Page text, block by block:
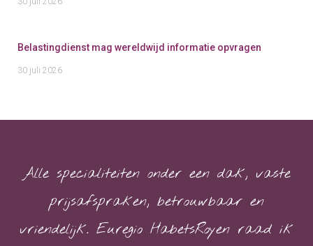
Belastingdienst mag wereldwijd informatie opvragen
30 juli 2026
Alle specialiteiten onder een dak, vaste
prijsafspraken, betrouwbaar en
vriendelijk. Euregio HabetsRoyen raad ik